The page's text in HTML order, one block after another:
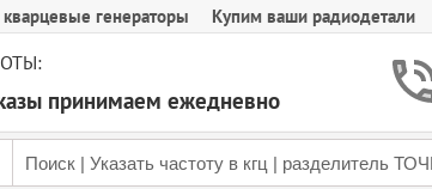
генераторы Купим ваши радиодетали
принимаем ежедневно